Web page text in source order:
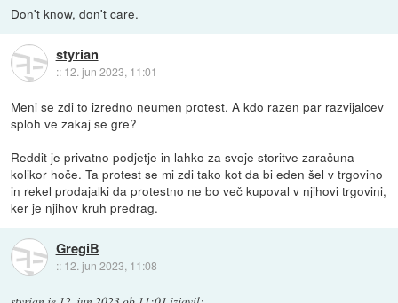
Don't know, don't care.
styrian
:: 12. jun 2023, 11:01
Meni se zdi to izredno neumen protest. A kdo razen par razvijalcev
sploh ve zakaj se gre?
Reddit je privatno podjetje in lahko za svoje storitve zaračuna
kolikor hoče. Ta protest se mi zdi tako kot da bi eden šel v trgovino
in rekel prodajalki da protestno ne bo več kupoval v njihovi trgovini,
ker je njihov kruh predrag.
GregiB
:: 12. jun 2023, 11:08